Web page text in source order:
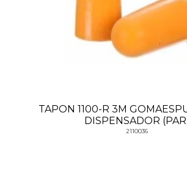
TAPON 1100-R 3M
DISPENSADOR
2110036